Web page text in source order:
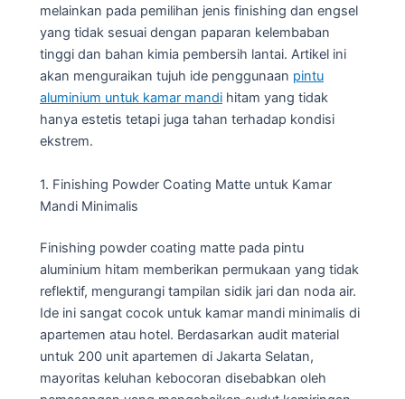
melainkan pada pemilihan jenis finishing dan engsel
yang tidak sesuai dengan paparan kelembaban
tinggi dan bahan kimia pembersih lantai. Artikel ini
akan menguraikan tujuh ide penggunaan pintu
aluminium untuk kamar mandi hitam yang tidak
hanya estetis tetapi juga tahan terhadap kondisi
ekstrem.
1. Finishing Powder Coating Matte untuk Kamar
Mandi Minimalis
Finishing powder coating matte pada pintu
aluminium hitam memberikan permukaan yang tidak
reflektif, mengurangi tampilan sidik jari dan noda air.
Ide ini sangat cocok untuk kamar mandi minimalis di
apartemen atau hotel. Berdasarkan audit material
untuk 200 unit apartemen di Jakarta Selatan,
mayoritas keluhan kebocoran disebabkan oleh